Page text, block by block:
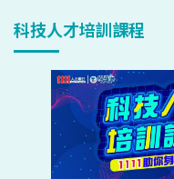
科技人才培訓課程